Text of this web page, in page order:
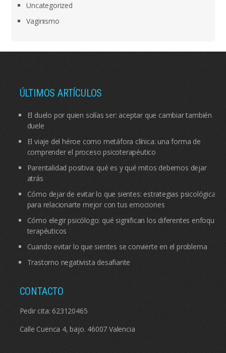
Uncategorized
Vaginismo
ÚLTIMOS ARTÍCULOS
El duelo por quien solías ser: aceptar que cambiar también
duele
El viaje del héroe como metáfora clínica: una forma de
comprender el proceso psicoterapéutico
Parentalidad positiva: qué es y qué mitos debemos dejar
atrás
Cómo dejar de evitar lo que sientes: estrategias psicológicas
para relacionarte mejor con tus emociones
Cómo elegir psicólogo: qué significan los diferentes enfoques
terapéuticos
Cuando evitar lo que sientes se convierte en el problema
Trastorno negativista desafiante
CONTACTO
Pedir cita: 623120465
Calle Cuenca 4, bajo. 46007 Valencia